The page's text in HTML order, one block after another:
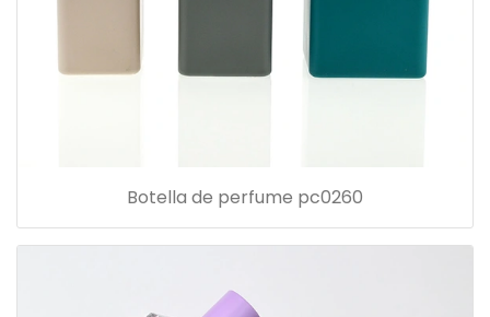
Botella de perfume pc0260